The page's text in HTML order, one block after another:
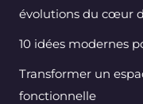
évolutions du cœur
10 idées modernes
Transformer un
fonctionnelle